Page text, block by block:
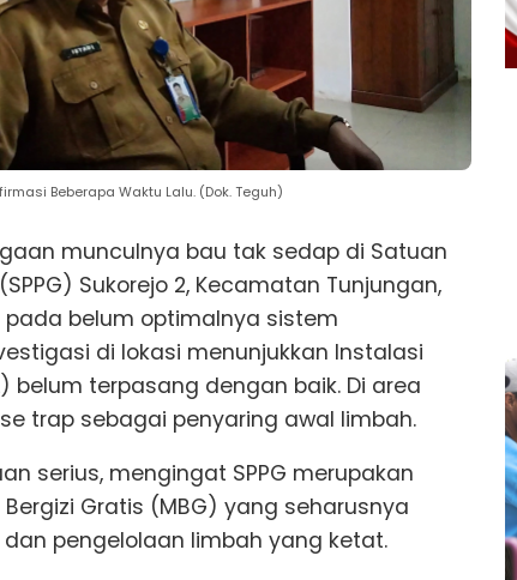
Beberapa Waktu Lalu. (Dok. Teguh)
munculnya bau tak sedap di Satuan
Sukorejo 2, Kecamatan Tunjungan,
pada belum optimalnya sistem
di lokasi menunjukkan Instalasi
belum terpasang dengan baik. Di area
trap sebagai penyaring awal limbah.
serius, mengingat SPPG merupakan
Gratis (MBG) yang seharusnya
pengelolaan limbah yang ketat.